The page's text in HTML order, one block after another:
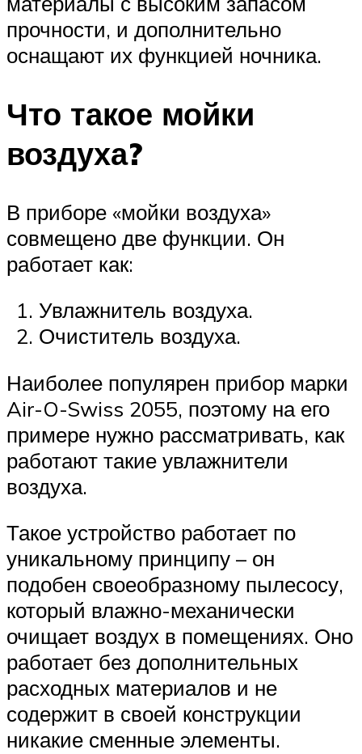
прочности, и дополнительно
оснащают их функцией ночника.
Что такое мойки
воздуха?
В приборе «мойки воздуха»
совмещено две функции. Он
работает как:
Увлажнитель воздуха.
Очиститель воздуха.
Наиболее популярен прибор марки
Air-O-Swiss 2055, поэтому на его
примере нужно рассматривать, как
работают такие увлажнители
воздуха.
Такое устройство работает по
уникальному принципу – он
подобен своеобразному пылесосу,
который влажно-механически
очищает воздух в помещениях. Оно
работает без дополнительных
расходных материалов и не
содержит в своей конструкции
никакие сменные элементы.